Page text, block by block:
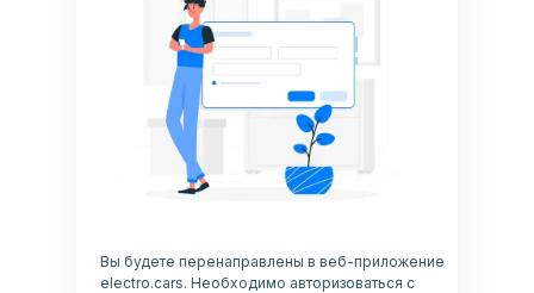
Вы будете перенаправлены в веб-приложение
electro.cars. Необходимо авторизоваться с